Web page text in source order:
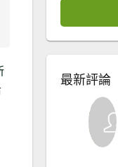
最新評論